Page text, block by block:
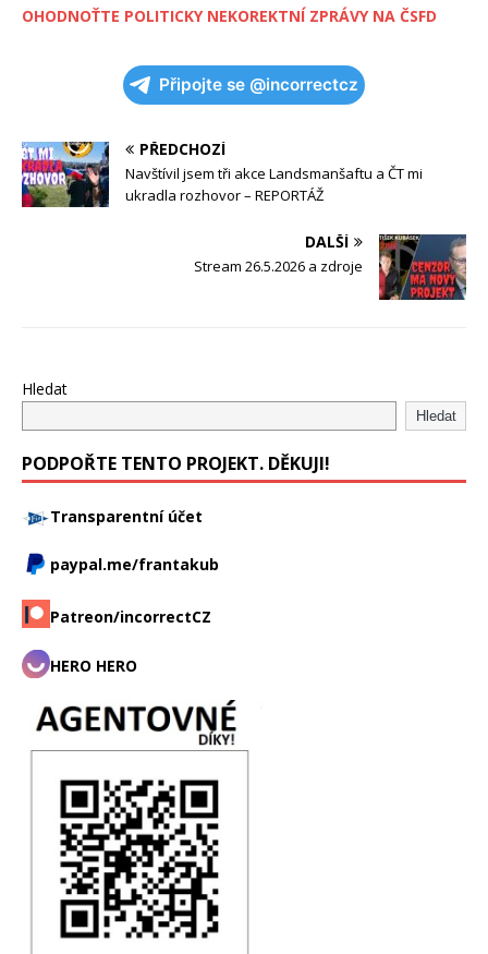
OHODNOŤTE POLITICKY NEKOREKTNÍ ZPRÁVY NA ČSFD
Připojte se @incorrectcz
PŘEDCHOZÍ
Navštívil jsem tři akce Landsmanšaftu a ČT mi
ukradla rozhovor – REPORTÁŽ
DALŠÍ
Stream 26.5.2026 a zdroje
Hledat
Hledat
PODPOŘTE TENTO PROJEKT. DĚKUJI!
Transparentní účet
paypal.me/frantakub
Patreon/incorrectCZ
HERO HERO